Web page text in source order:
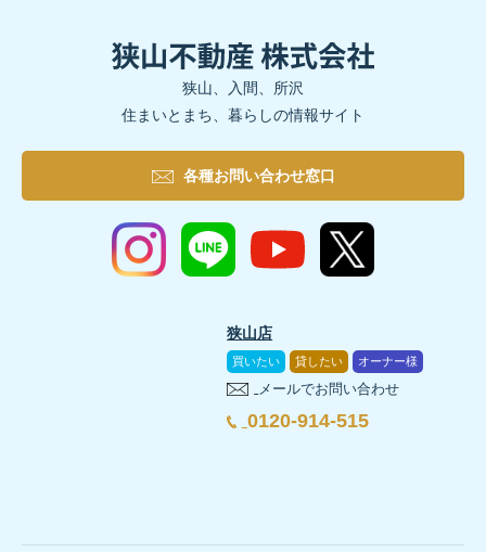
狭山、入間、所沢
住まいとまち、暮らしの情報サイト
各種お問い合わせ窓口
狭山店
買いたい 貸したい オーナー様
メールでお問い合わせ
0120-914-515